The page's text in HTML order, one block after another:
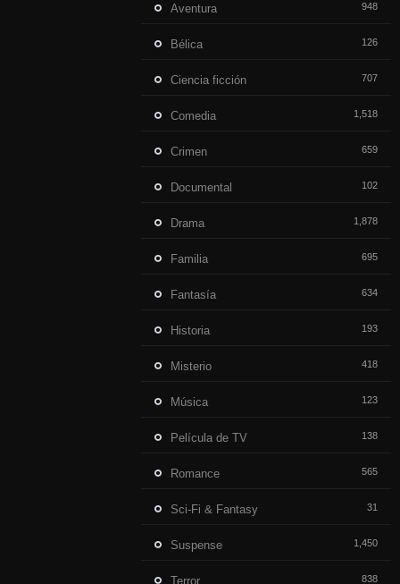
Aventura 948
Bélica 126
Ciencia ficción 707
Comedia 1,518
Crimen 659
Documental 102
Drama 1,878
Familia 695
Fantasía 634
Historia 193
Misterio 418
Música 123
Película de TV 138
Romance 565
Sci-Fi & Fantasy 31
Suspense 1,450
Terror 838